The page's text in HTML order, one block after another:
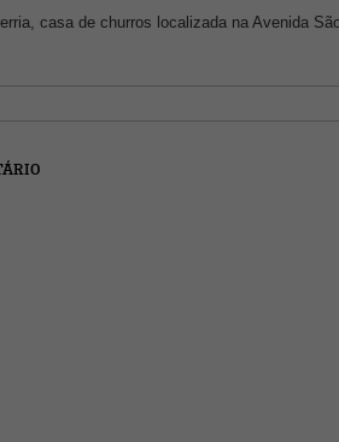
casa de churros localizada na Avenida